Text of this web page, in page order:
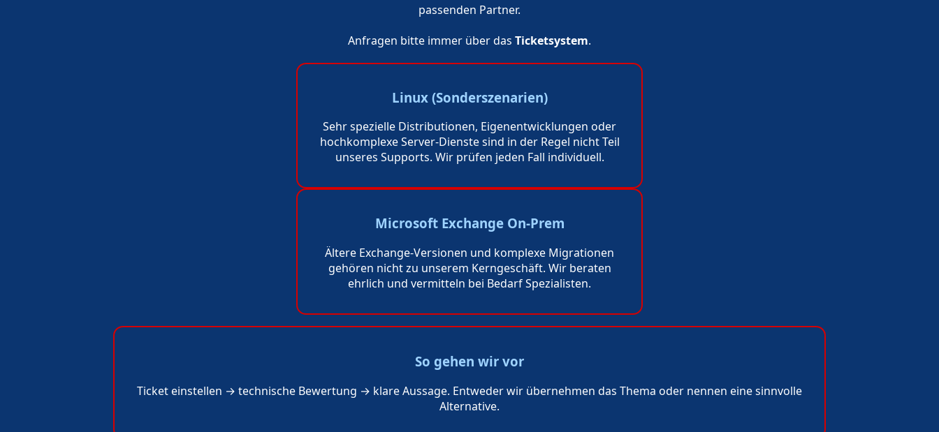
passenden Partner.
Anfragen bitte immer über das Ticketsystem.
Linux (Sonderszenarien)
Sehr spezielle Distributionen, Eigenentwicklungen oder
hochkomplexe Server‑Dienste sind in der Regel nicht Teil
unseres Supports. Wir prüfen jeden Fall individuell.
Microsoft Exchange On‑Prem
Ältere Exchange‑Versionen und komplexe Migrationen
gehören nicht zu unserem Kerngeschäft. Wir beraten
ehrlich und vermitteln bei Bedarf Spezialisten.
So gehen wir vor
Ticket einstellen → technische Bewertung → klare Aussage. Entweder wir übernehmen das Thema oder nennen eine sinnvolle
Alternative.